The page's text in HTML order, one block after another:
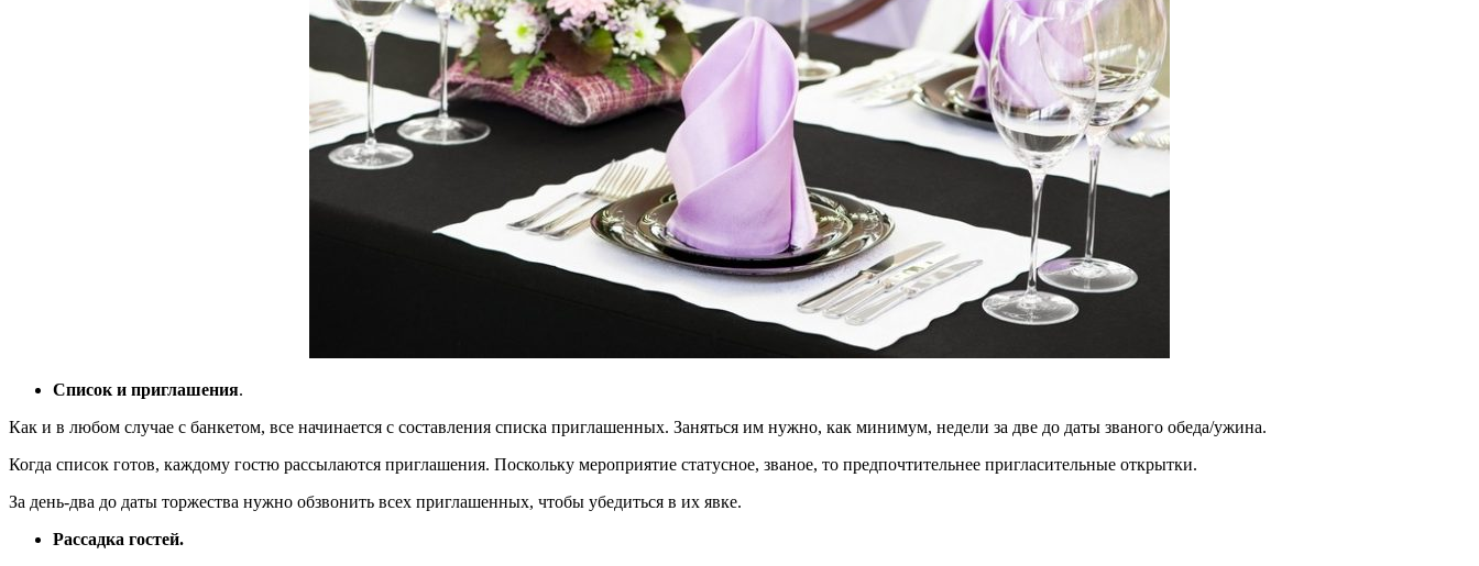
Список и приглашения.
Как и в любом случае с банкетом, все начинается с составления списка приглашенных. Заняться им нужно, как минимум, недели за две до даты званого обеда/ужина.
Когда список готов, каждому гостю рассылаются приглашения. Поскольку мероприятие статусное, званое, то предпочтительнее пригласительные открытки.
За день-два до даты торжества нужно обзвонить всех приглашенных, чтобы убедиться в их явке.
Рассадка гостей.